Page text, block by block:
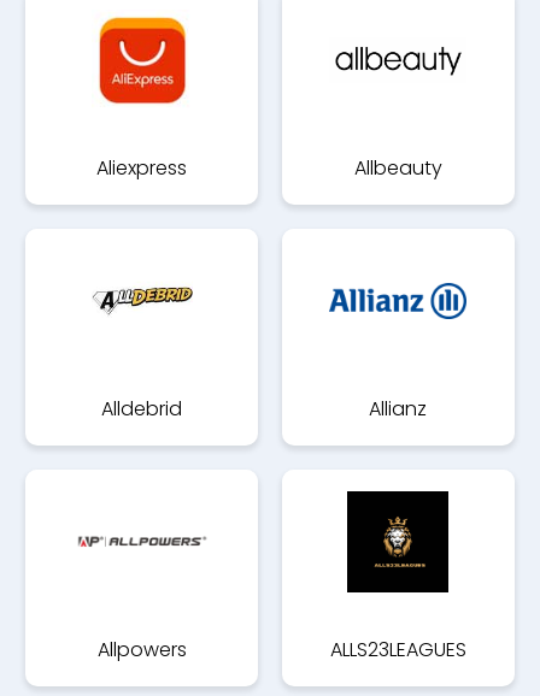
Aliexpress Allbeauty
Alldebrid Allianz
Allpowers ALLS23LEAGUES